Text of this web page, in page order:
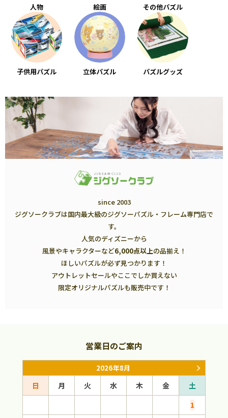
人物 絵画 その他パズル
子供用パズル 立体パズル パズルグッズ
since 2003
ジグソークラブは国内最大級のジグソーパズル・フレーム専門店で
す。
人気のディズニーから
風景やキャラクターなど6,000点以上の品揃え！
ほしいパズルが必ず見つかります！
アウトレットセールやここでしか買えない
限定オリジナルパズルも販売中です！
営業日のご案内
2026年8月
日 月 火 水 木 金
土
1